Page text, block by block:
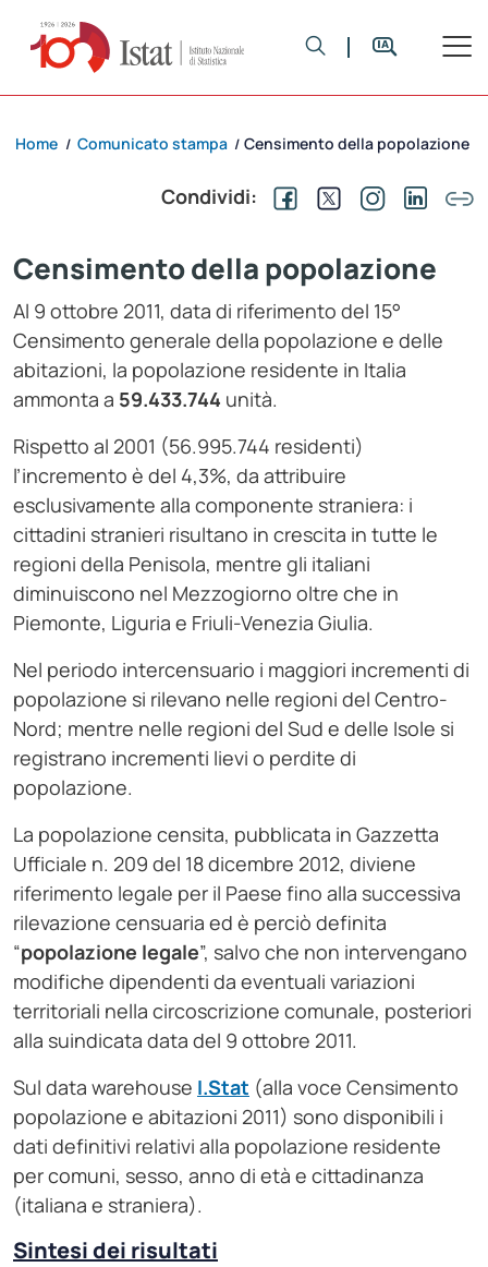
Home / Comunicato stampa / Censimento della popolazione
Condividi:
Censimento della popolazione
Al 9 ottobre 2011, data di riferimento del 15°
Censimento generale della popolazione e delle
abitazioni, la popolazione residente in Italia
ammonta a 59.433.744 unità.
Rispetto al 2001 (56.995.744 residenti)
l’incremento è del 4,3%, da attribuire
esclusivamente alla componente straniera: i
cittadini stranieri risultano in crescita in tutte le
regioni della Penisola, mentre gli italiani
diminuiscono nel Mezzogiorno oltre che in
Piemonte, Liguria e Friuli-Venezia Giulia.
Nel periodo intercensuario i maggiori incrementi di
popolazione si rilevano nelle regioni del Centro-
Nord; mentre nelle regioni del Sud e delle Isole si
registrano incrementi lievi o perdite di
popolazione.
La popolazione censita, pubblicata in Gazzetta
Ufficiale n. 209 del 18 dicembre 2012, diviene
riferimento legale per il Paese fino alla successiva
rilevazione censuaria ed è perciò definita
“popolazione legale”, salvo che non intervengano
modifiche dipendenti da eventuali variazioni
territoriali nella circoscrizione comunale, posteriori
alla suindicata data del 9 ottobre 2011.
Sul data warehouse I.Stat (alla voce Censimento
popolazione e abitazioni 2011) sono disponibili i
dati definitivi relativi alla popolazione residente
per comuni, sesso, anno di età e cittadinanza
(italiana e straniera).
Sintesi dei risultati